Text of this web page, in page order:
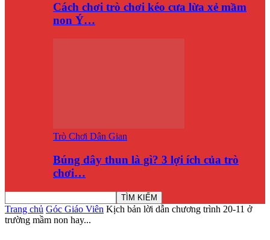
Cách chơi trò chơi kéo cưa lừa xẻ mầm
non Ý…
Trò Chơi Dân Gian
Búng dây thun là gì? 3 lợi ích của trò
chơi…
Trang chủ Góc Giáo Viên Kịch bản lời dẫn chương trình 20-11 ở
trường mầm non hay...